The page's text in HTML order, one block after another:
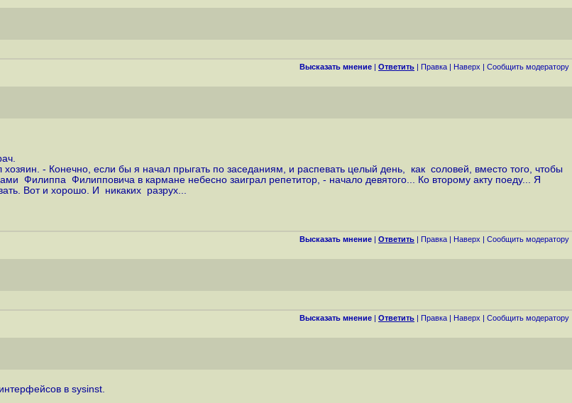
Высказать мнение | Ответить | Правка | Наверх | Cообщить модератору
- Конечно, если бы я начал прыгать по заседаниям, и распевать целый день, как соловей, вместо того, чтобы
Филиппа Филипповича в кармане небесно заиграл репетитор, - начало девятого... Ко второму акту поеду... Я
Вот и хорошо. И никаких разрух...
Высказать мнение | Ответить | Правка | Наверх | Cообщить модератору
Высказать мнение | Ответить | Правка | Наверх | Cообщить модератору
в sysinst.